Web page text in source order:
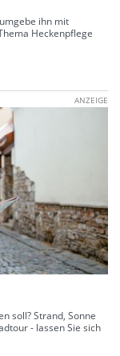
ihn mit
Heckenpflege
ANZEIGE
soll? Strand, Sonne
- lassen Sie sich